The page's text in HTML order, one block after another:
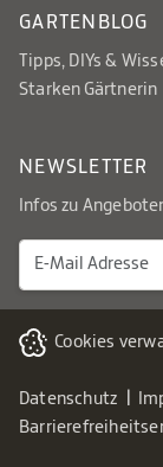
GARTENBLOG
Tipps, DIYs &
Starken Gärtnerin
NEWSLETTER
Infos zu
Cookies
Datenschutz